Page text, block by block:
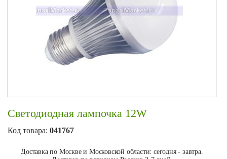
Светодиодная лампочка 12W
Код товара: 041767
Доставка по Москве и Московской области: сегодня - завтра.